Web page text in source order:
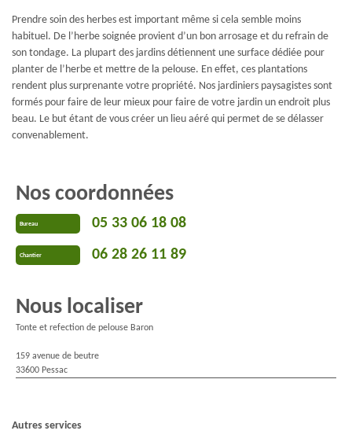
Prendre soin des herbes est important même si cela semble moins
habituel. De l’herbe soignée provient d’un bon arrosage et du refrain de
son tondage. La plupart des jardins détiennent une surface dédiée pour
planter de l’herbe et mettre de la pelouse. En effet, ces plantations
rendent plus surprenante votre propriété. Nos jardiniers paysagistes sont
formés pour faire de leur mieux pour faire de votre jardin un endroit plus
beau. Le but étant de vous créer un lieu aéré qui permet de se délasser
convenablement.
Nos coordonnées
Bureau 05 33 06 18 08
Chantier 06 28 26 11 89
Nous localiser
Tonte et refection de pelouse Baron
159 avenue de beutre
33600 Pessac
Autres services